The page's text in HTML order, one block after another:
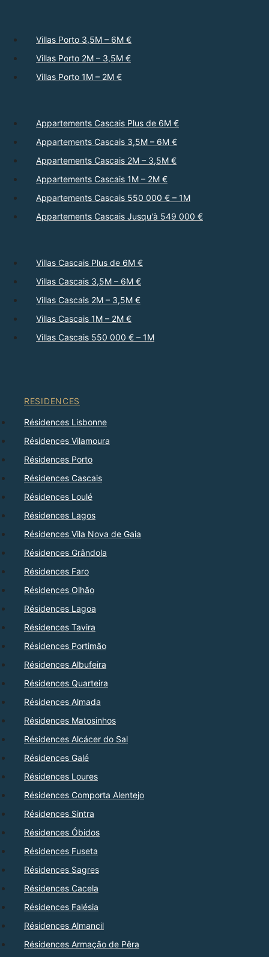
Villas Porto 3,5M – 6M €
Villas Porto 2M – 3,5M €
Villas Porto 1M – 2M €
Appartements Cascais Plus de 6M €
Appartements Cascais 3,5M – 6M €
Appartements Cascais 2M – 3,5M €
Appartements Cascais 1M – 2M €
Appartements Cascais 550 000 € – 1M
Appartements Cascais Jusqu'à 549 000 €
Villas Cascais Plus de 6M €
Villas Cascais 3,5M – 6M €
Villas Cascais 2M – 3,5M €
Villas Cascais 1M – 2M €
Villas Cascais 550 000 € – 1M
RESIDENCES
Résidences Lisbonne
Résidences Vilamoura
Résidences Porto
Résidences Cascais
Résidences Loulé
Résidences Lagos
Résidences Vila Nova de Gaia
Résidences Grândola
Résidences Faro
Résidences Olhão
Résidences Lagoa
Résidences Tavira
Résidences Portimão
Résidences Albufeira
Résidences Quarteira
Résidences Almada
Résidences Matosinhos
Résidences Alcácer do Sal
Résidences Galé
Résidences Loures
Résidences Comporta Alentejo
Résidences Sintra
Résidences Óbidos
Résidences Fuseta
Résidences Sagres
Résidences Cacela
Résidences Falésia
Résidences Almancil
Résidences Armação de Pêra